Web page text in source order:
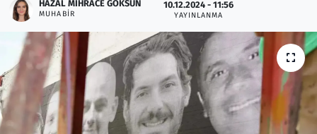
HAZAL MIHRACE GÖKSUN
MUHABIR
10.12.2024 - 11:56
YAYINLANMA
Oyun
Ramazan
Resmi İlanlar
Rüya Tabirleri